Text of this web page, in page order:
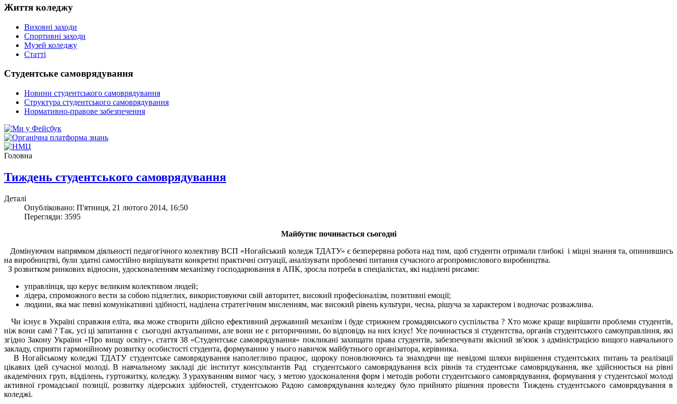
Життя коледжу
Виховні заходи
Спортивні заходи
Музей коледжу
Статті
Студентське самоврядування
Новини студентського самоврядування
Структура студентського самоврядування
Нормативно-правове забезпечення
Головна
Тиждень студентського самоврядування
Деталі
Опубліковано: П'ятниця, 21 лютого 2014, 16:50
Перегляди: 3595
Майбутнє починається сьогодні
Домінуючим напрямком діяльності педагогічного колективу ВСП «Ногайський коледж ТДАТУ» є безперервна робота над тим, щоб студенти отримали глибокі і міцні знання та, опинившись
на виробництві, були здатні самостійно вирішувати конкретні практичні ситуації, аналізувати проблемні питання сучасного агропромислового виробництва.
З розвитком ринкових відносин, удосконаленням механізму господарювання в АПК, зросла потреба в спеціалістах, які наділені рисами:
управлінця, що керує великим колективом людей;
лідера, спроможного вести за собою підлеглих, використовуючи свій авторитет, високий професіоналізм, позитивні емоції;
людини, яка має певні комунікативні здібності, наділена стратегічним мисленням, має високий рівень культури, чесна, рішуча за характером і водночас розважлива.
Чи існує в Україні справжня еліта, яка може створити дійсно ефективний державний механізм і буде стрижнем громадянського суспільства ? Хто може краще вирішити проблеми студентів,
ніж вони самі ? Так, усі ці запитання є сьогодні актуальними, але вони не є риторичними, бо відповідь на них існує! Усе починається зі студентства, органів студентського самоуправління, які
згідно Закону України «Про вищу освіту», стаття 38 «Студентське самоврядування» покликані захищати права студентів, забезпечувати якісний зв'язок з адміністрацією вищого навчального
закладу, сприяти гармонійному розвитку особистості студента, формуванню у нього навичок майбутнього організатора, керівника.
В Ногайському коледжі ТДАТУ студентське самоврядування наполегливо працює, щороку поновлюючись та знаходячи ще невідомі шляхи вирішення студентських питань та реалізації
цікавих ідей сучасної молоді. В навчальному закладі діє інститут консультантів Рад студентського самоврядування всіх рівнів та студентське самоврядування, яке здійснюється на рівні
академічних груп, відділень, гуртожитку, коледжу. З урахуванням вимог часу, з метою удосконалення форм і методів роботи студентського самоврядування, формування у студентської молоді
активної громадської позиції, розвитку лідерських здібностей, студентською Радою самоврядування коледжу було прийнято рішення провести Тиждень студентського самоврядування в
коледжі.